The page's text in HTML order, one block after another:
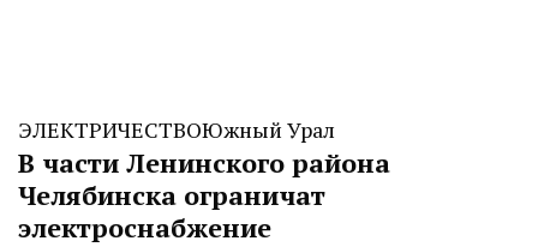
ЭЛЕКТРИЧЕСТВОЮжный Урал
В части Ленинского района
Челябинска ограничат
электроснабжение